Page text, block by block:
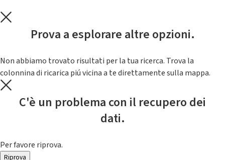
Prova a esplorare altre opzioni.
Non abbiamo trovato risultati per la tua ricerca. Trova la
colonnina di ricarica piú vicina a te direttamente sulla mappa.
C'è un problema con il recupero dei
dati.
Per favore riprova.
Riprova